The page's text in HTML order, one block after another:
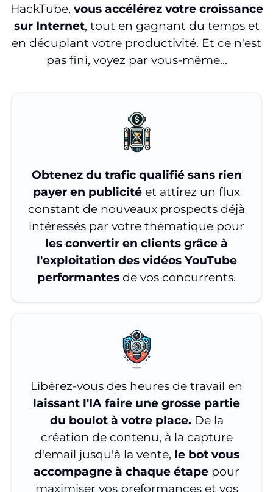
HackTube, vous accélérez votre croissance
sur Internet, tout en gagnant du temps et
en décuplant votre productivité. Et ce n'est
pas fini, voyez par vous-même...
Obtenez du trafic qualifié sans rien
payer en publicité et attirez un flux
constant de nouveaux prospects déjà
intéressés par votre thématique pour
les convertir en clients grâce à
l'exploitation des vidéos YouTube
performantes de vos concurrents.
Libérez-vous des heures de travail en
laissant l'IA faire une grosse partie
du boulot à votre place. De la
création de contenu, à la capture
d'email jusqu'à la vente, le bot vous
accompagne à chaque étape pour
maximiser vos preformances et vos